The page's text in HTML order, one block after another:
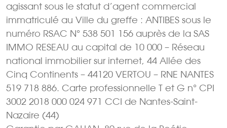
agissant sous le statut d’agent commercial
immatriculé au Ville du greffe : ANTIBES sous le
numéro RSAC N° 538 501 156 auprès de la SAS
IMMO RESEAU au capital de 10 000 – Réseau
national immobilier sur internet, 44 Allée des
Cinq Continents – 44120 VERTOU – RNE NANTES
519 718 886. Carte professionnelle T et G n° CPI
3002 2018 000 024 971 CCI de Nantes-Saint-
Nazaire (44)